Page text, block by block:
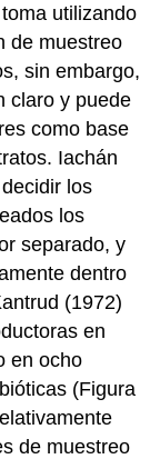
utilizando
de muestreo
sin embargo,
claro y puede
como base
Iachán
los
los
separado, y
dentro
(1972)
en
en ocho
(Figura
de muestreo